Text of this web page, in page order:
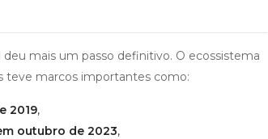
mais um passo definitivo. O ecossistema
teve marcos importantes como:
2019,
outubro de 2023,